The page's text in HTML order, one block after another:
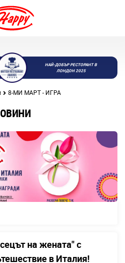
НАЙ-ДОБЪР РЕСТОРАНТ В
ЛОНДОН 2025
8-МИ МАРТ - ИГРА
на жената" с
в Италия!